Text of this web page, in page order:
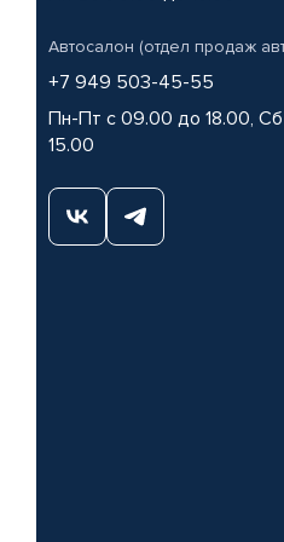
Автосалон (отдел продаж
+7 949 503-45-55
Пн-Пт с 09.00 до 18.00,
15.00